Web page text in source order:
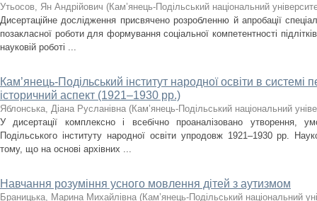
Утьосов, Ян Андрійович (Кам’янець-Подільський національний
Дисертаційне дослідження присвячено розробленню й апробації
позакласної роботи для формування соціальної компетентності
науковій роботі ...
Кам’янець-Подільський інститут народної освіти в системі
історичний аспект (1921–1930 рр.)
Яблонська, Діана Русланівна (Кам’янець-Подільський національний
У дисертації комплексно і всебічно проаналізовано утворення,
Подільського інституту народної освіти упродовж 1921–1930 рр.
тому, що на основі архівних ...
Навчання розуміння усного мовлення дітей з аутизмом
Браницька, Марина Михайлівна (Кам’янець-Подільський національний